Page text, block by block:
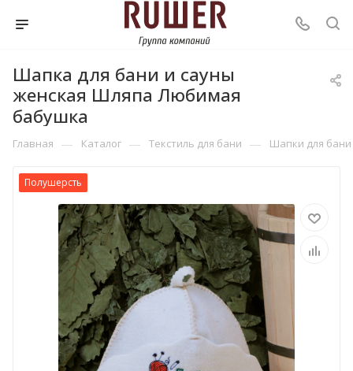
Шапка для бани и сауны
женская Шляпа Любимая
бабушка
Главная — Каталог — Текстиль для бани — Шапки для бани
Полушерсть